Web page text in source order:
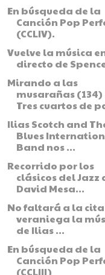
En búsqueda de la
Canción Pop
(CCLIV).
Vuelve la música
directo de
Mirando a las
musarañas (134)
Tres cuartos de
Ilias Scotch and
Blues
Band nos ...
Recorrido por los
clásicos del Jazz
David Mesa...
No faltará a la cita
veraniega la
de Ilias ...
En búsqueda de la
Canción Pop
(CCLIII)